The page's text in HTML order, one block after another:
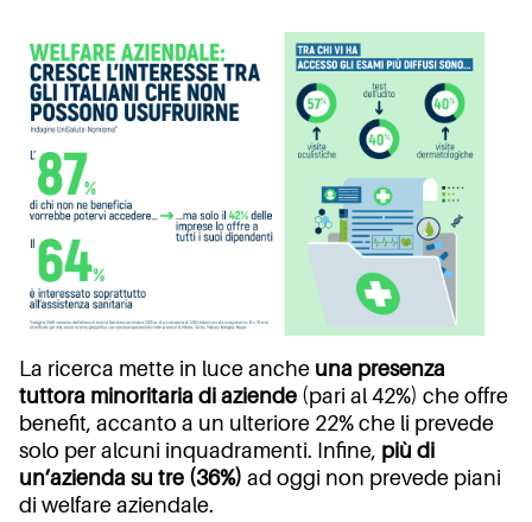
La ricerca mette in luce anche una presenza
tuttora minoritaria di aziende (pari al 42%) che offre
benefit, accanto a un ulteriore 22% che li prevede
solo per alcuni inquadramenti. Infine, più di
un’azienda su tre (36%) ad oggi non prevede piani
di welfare aziendale.